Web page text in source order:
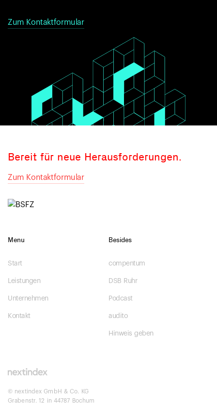
Zum Kontaktformular
Bereit für neue Herausforderungen.
Zum Kontaktformular
Menu
Start
Leistungen
Unternehmen
Kontakt
Besides
compentum
DSB Ruhr
Podcast
audito
Hinweis geben
© nextindex GmbH & Co. KG
Grabenstr. 12 in 44787 Bochum